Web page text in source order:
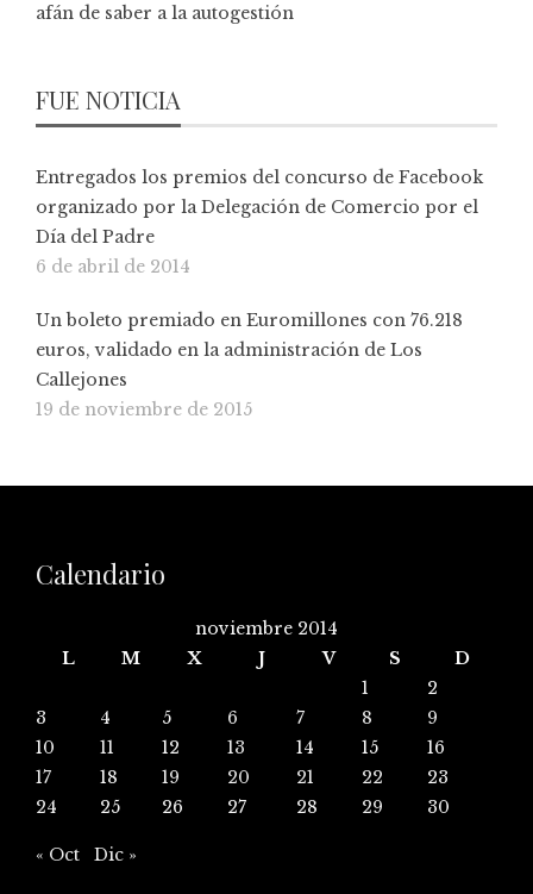
afán de saber a la autogestión
FUE NOTICIA
Entregados los premios del concurso de Facebook
organizado por la Delegación de Comercio por el
Día del Padre
6 de abril de 2014
Un boleto premiado en Euromillones con 76.218
euros, validado en la administración de Los
Callejones
19 de noviembre de 2015
Calendario
noviembre 2014
L
M X J V S
D
1
2
3
4 5 6 7 8
9
10
11 12 13 14 15
16
17
18 19 20 21 22
23
24
25 26 27 28 29 30
« Oct Dic »